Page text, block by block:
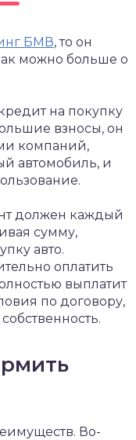
БМВ, то он
можно больше о
на покупку
взносы, он
компаний,
автомобиль, и
должен каждый
сумму,
авто.
оплатить
выплатит
по договору,
Во-